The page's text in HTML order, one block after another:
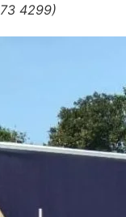
4299)